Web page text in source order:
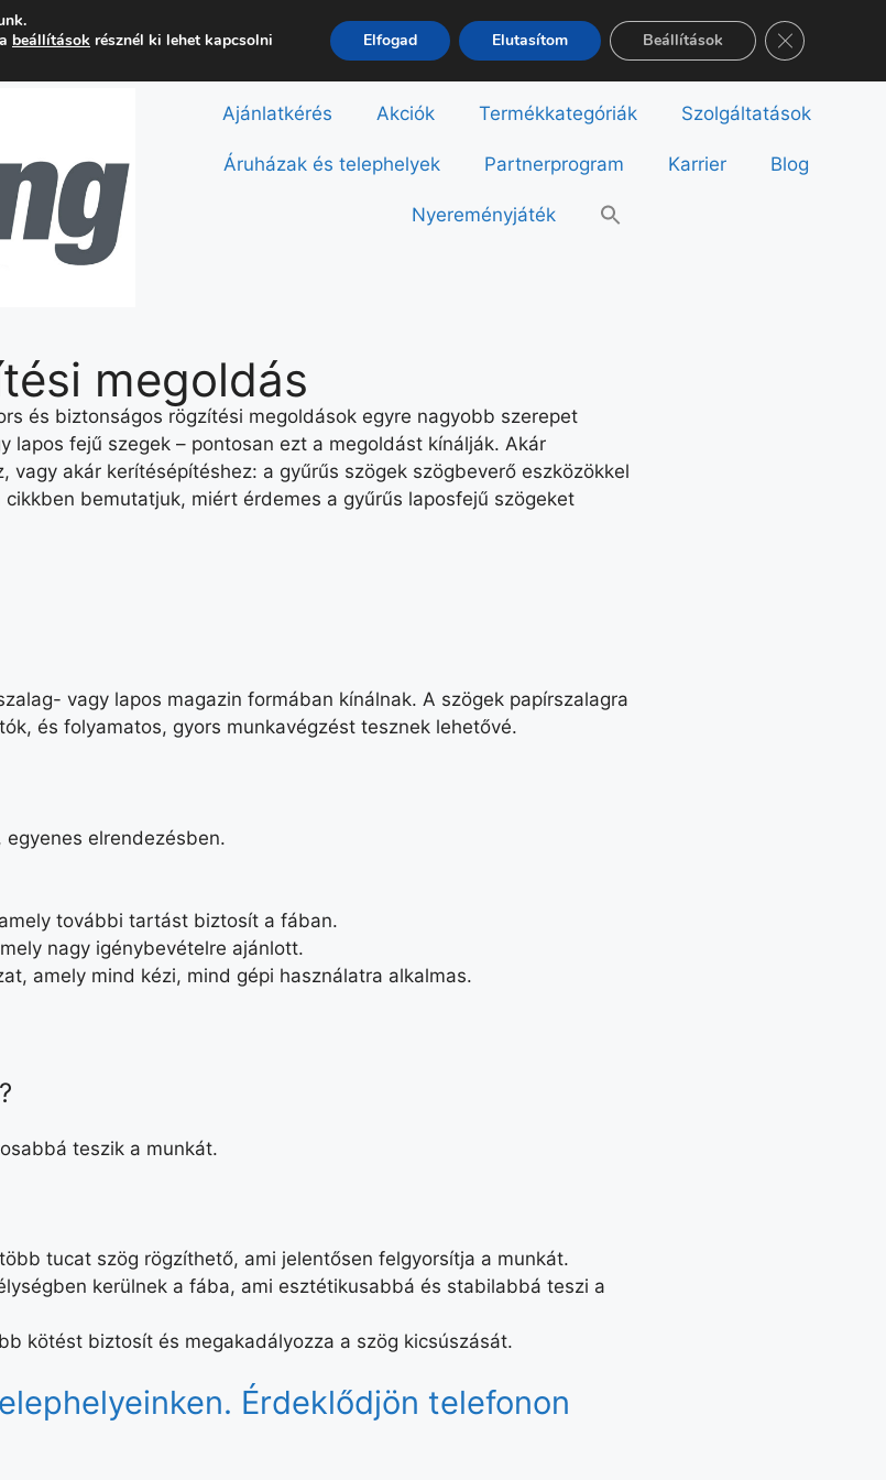
Ajánlatkérés Akciók Termékkategóriák Szolgáltatások
Áruházak és telephelyek Partnerprogram Karrier Blog
Nyereményjáték
megoldás
és biztonságos rögzítési megoldások egyre nagyobb szerepet
lapos fejű szegek – pontosan ezt a megoldást kínálják. Akár
akár kerítésépítéshez: a gyűrűs szögek szögbeverő eszközökkel
bemutatjuk, miért érdemes a gyűrűs laposfejű szögeket
vagy lapos magazin formában kínálnak. A szögek papírszalagra
és folyamatos, gyors munkavégzést tesznek lehetővé.
elrendezésben.
további tartást biztosít a fában.
nagy igénybevételre ajánlott.
amely mind kézi, mind gépi használatra alkalmas.
teszik a munkát.
tucat szög rögzíthető, ami jelentősen felgyorsítja a munkát.
kerülnek a fába, ami esztétikusabbá és stabilabbá teszi a
kötést biztosít és megakadályozza a szög kicsúszását.
Érdeklődjön telefonon
beállítások résznél ki lehet kapcsolni
Elfogad Elutasítom Beállítások Close GDPR